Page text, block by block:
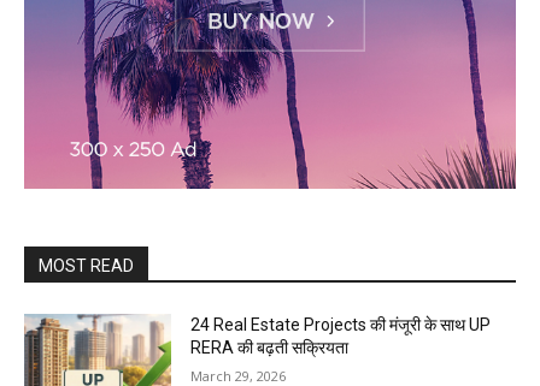
MOST READ
24 Real Estate Projects की मंजूरी के साथ UP
RERA की बढ़ती सक्रियता
March 29, 2026